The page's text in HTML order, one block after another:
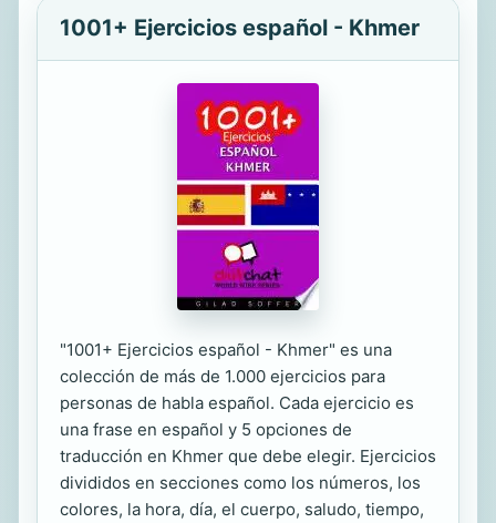
1001+ Ejercicios español - Khmer
"1001+ Ejercicios español - Khmer" es una
colección de más de 1.000 ejercicios para
personas de habla español. Cada ejercicio es
una frase en español y 5 opciones de
traducción en Khmer que debe elegir. Ejercicios
divididos en secciones como los números, los
colores, la hora, día, el cuerpo, saludo, tiempo,